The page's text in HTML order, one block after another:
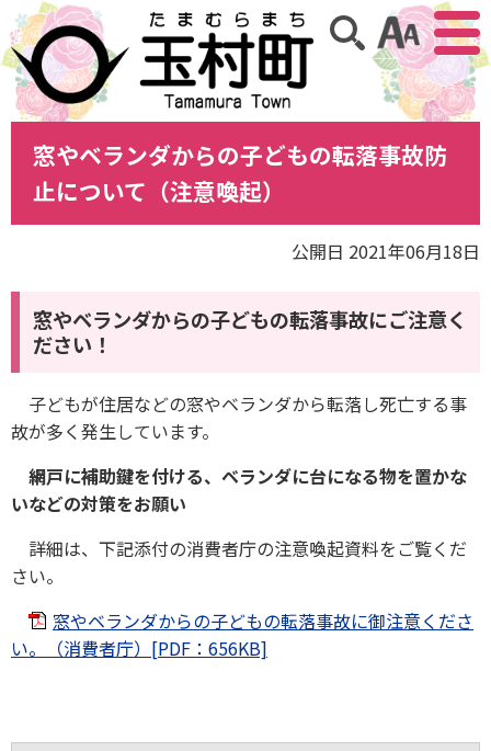
アクセ
サイト内検索
窓やベランダからの子どもの転落事故防
止について（注意喚起）
公開日 2021年06月18日
窓やベランダからの子どもの転落事故にご注意く
ださい！
子どもが住居などの窓やベランダから転落し死亡する事
故が多く発生しています。
網戸に補助鍵を付ける、ベランダに台になる物を置かな
いなどの対策をお願い
詳細は、下記添付の消費者庁の注意喚起資料をご覧くだ
さい。
窓やベランダからの子どもの転落事故に御注意くださ
い。（消費者庁）[PDF：656KB]